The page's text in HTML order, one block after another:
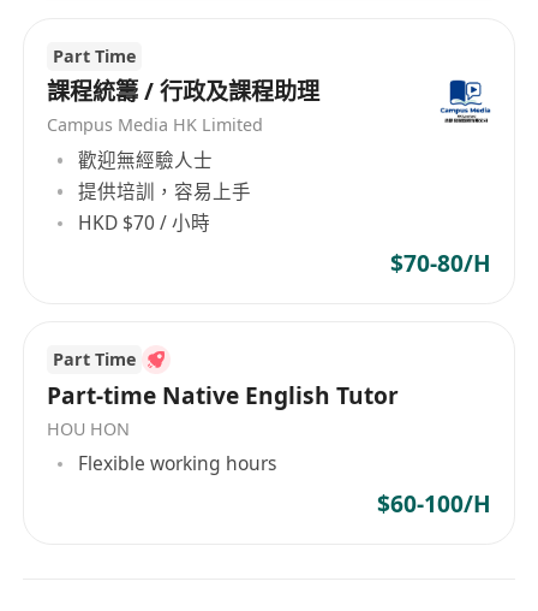
Part Time
課程統籌 / 行政及課程助理
Campus Media HK Limited
歡迎無經驗人士
提供培訓，容易上手
HKD $70 / 小時
$70-80/H
Part Time
Part-time Native English Tutor
HOU HON
Flexible working hours
$60-100/H